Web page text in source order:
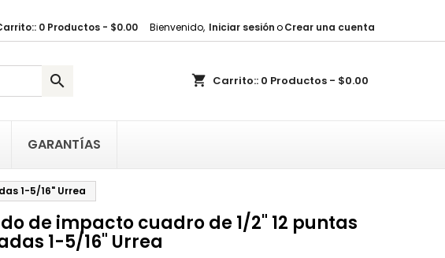
Bienvenido, Iniciar sesiónoCrear una cuenta
0 Productos - $0.00
shopping_cart Carrito:: 0 Productos - $0.00

GARANTÍAS
1-5/16" Urrea
de impacto cuadro de 1/2" 12 puntas
1-5/16" Urrea
×
×
((createText))
×
de deseos.
((loginText))